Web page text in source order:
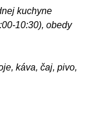
kuchyne
10:30), obedy
káva, čaj, pivo,